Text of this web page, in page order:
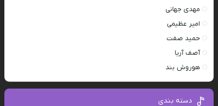
مهدی جهانی
امیر عظیمی
حمید صفت
آصف آریا
هوروش بند
دسته بندی